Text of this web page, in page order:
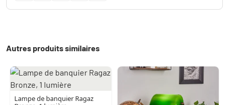
Autres produits similaires
Lampe de banquier Ragaz